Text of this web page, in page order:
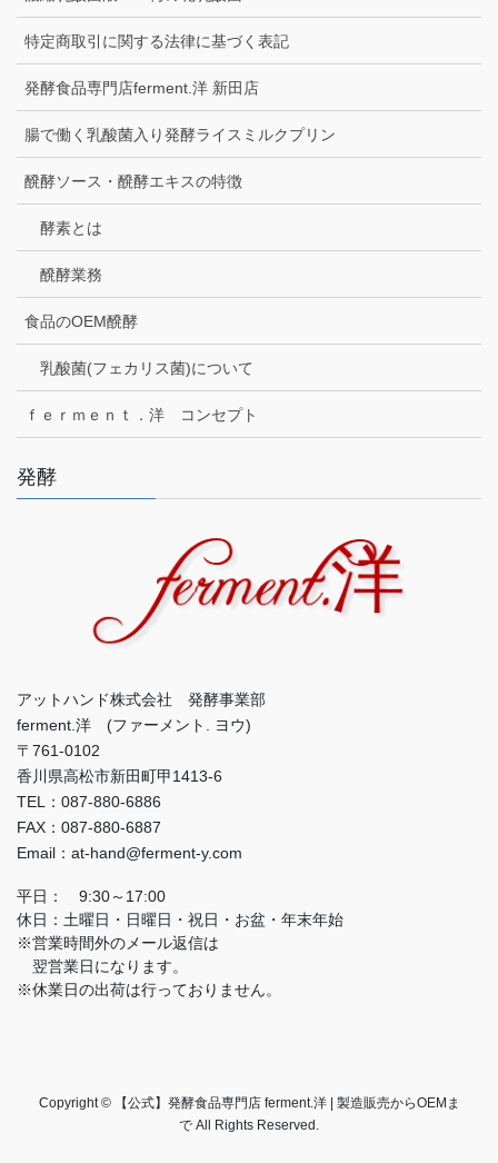
特定商取引に関する法律に基づく表記
発酵食品専門店ferment.洋 新田店
腸で働く乳酸菌入り発酵ライスミルクプリン
醗酵ソース・醗酵エキスの特徴
酵素とは
醗酵業務
食品のOEM醗酵
乳酸菌(フェカリス菌)について
ｆｅｒｍｅｎｔ．洋 コンセプト
発酵
アットハンド株式会社 発酵事業部
ferment.洋 (ファーメント. ヨウ)
〒761-0102
香川県高松市新田町甲1413-6
TEL：087-880-6886
FAX：087-880-6887
Email：at-hand@ferment-y.com
平日： 9:30～17:00
休日：土曜日・日曜日・祝日・お盆・年末年始
※営業時間外のメール返信は
翌営業日になります。
※休業日の出荷は行っておりません。
Copyright © 【公式】発酵食品専門店 ferment.洋 | 製造販売からOEMま
で All Rights Reserved.